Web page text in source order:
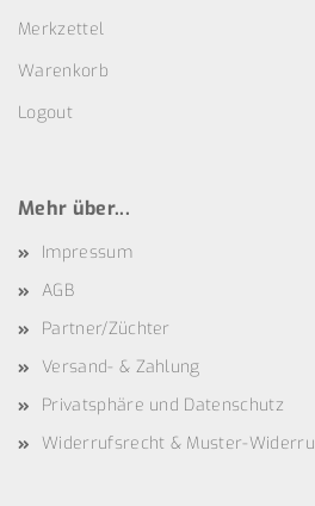
Merkzettel
Warenkorb
Logout
Mehr über...
Impressum
AGB
Partner/Züchter
Versand- & Zahlung
Privatsphäre und Datenschutz
Widerrufsrecht & Muster-